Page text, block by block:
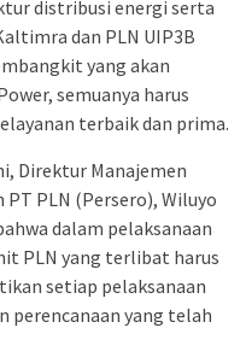
distribusi energi serta
dan PLN UIP3B
yang akan
semuanya harus
terbaik dan prima.
Direktur Manajemen
PLN (Persero), Wiluyo
dalam pelaksanaan
PLN yang terlibat harus
setiap pelaksanaan
perencanaan yang telah